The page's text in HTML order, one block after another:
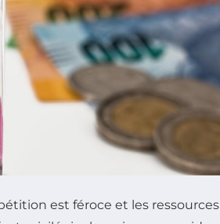
est féroce et les ressources